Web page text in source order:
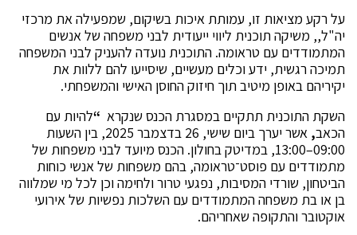
על רקע מציאות זו, עמותת איכות בשיקום, שמפעילה את מרכזי
יה"ל,, משיקה תוכנית ליווי ייעודית לבני משפחה של אנשים
המתמודדים עם טראומה. התוכנית נועדה להעניק לבני המשפחה
תמיכה רגשית, ידע וכלים מעשיים, שיסייעו להם ללוות את
יקיריהם באופן מיטיב תוך חיזוק החוסן האישי והמשפחתי.
השקת התוכנית תתקיים במסגרת הכנס שנקרא “להיות עם
הכאב,
אשר יערך ביום שישי, 26 בדצמבר 2025, בין השעות
09:00–13:00, במדיטק בחולון. הכנס מיועד לבני משפחות של
מתמודדים עם פוסט־טראומה, בהם משפחות של אנשי כוחות
הביטחון, שורדי המסיבות, נפגעי טרור ולחימה וכן לכל מי שמלווה
בן או בת משפחה המתמודדים עם השלכות נפשיות של אירועי
אוקטובר והתקופה שאחריהם.